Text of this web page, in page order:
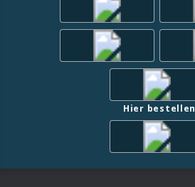
Hier bestellen